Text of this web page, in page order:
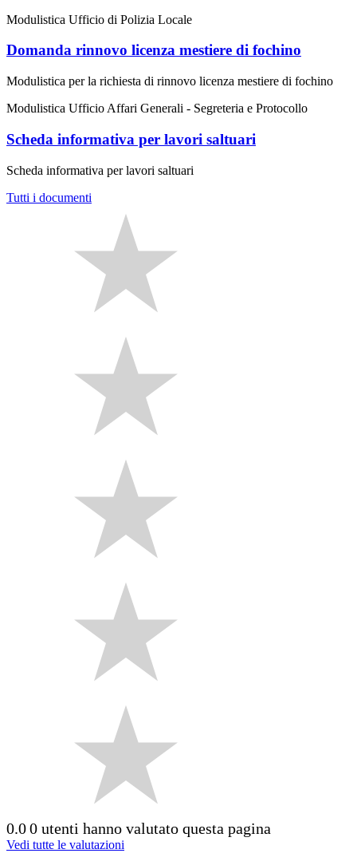
Modulistica Ufficio di Polizia Locale
Domanda rinnovo licenza mestiere di fochino
Modulistica per la richiesta di rinnovo licenza mestiere di fochino
Modulistica Ufficio Affari Generali - Segreteria e Protocollo
Scheda informativa per lavori saltuari
Scheda informativa per lavori saltuari
Tutti i documenti
0.00 utenti hanno valutato questa pagina
Vedi tutte le valutazioni